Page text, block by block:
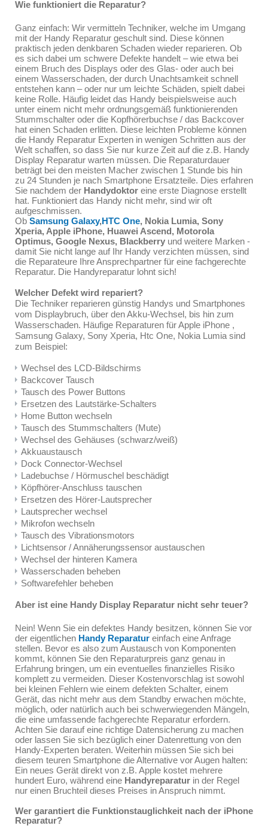
Wie funktioniert die Reparatur?
Ganz einfach: Wir vermitteln Techniker, welche im Umgang
mit der Handy Reparatur geschult sind. Diese können
praktisch jeden denkbaren Schaden wieder reparieren. Ob
es sich dabei um schwere Defekte handelt – wie etwa bei
einem Bruch des Displays oder des Glas- oder auch bei
einem Wasserschaden, der durch Unachtsamkeit schnell
entstehen kann – oder nur um leichte Schäden, spielt dabei
keine Rolle. Häufig leidet das Handy beispielsweise auch
unter einem nicht mehr ordnungsgemäß funktionierenden
Stummschalter oder die Kopfhörerbuchse / das Backcover
hat einen Schaden erlitten. Diese leichten Probleme können
die Handy Reparatur Experten in wenigen Schritten aus der
Welt schaffen, so dass Sie nur kurze Zeit auf die z.B. Handy
Display Reparatur warten müssen. Die Reparaturdauer
beträgt bei den meisten Macher zwischen 1 Stunde bis hin
zu 24 Stunden je nach Smartphone Ersatzteile. Dies erfahren
Sie nachdem der Handydoktor eine erste Diagnose erstellt
hat. Funktioniert das Handy nicht mehr, sind wir oft
aufgeschmissen.
Ob Samsung Galaxy,HTC One, Nokia Lumia, Sony
Xperia, Apple iPhone, Huawei Ascend, Motorola
Optimus, Google Nexus, Blackberry und weitere Marken -
damit Sie nicht lange auf Ihr Handy verzichten müssen, sind
die Reparateure Ihre Ansprechpartner für eine fachgerechte
Reparatur. Die Handyreparatur lohnt sich!
Welcher Defekt wird repariert?
Die Techniker reparieren günstig Handys und Smartphones
vom Displaybruch, über den Akku-Wechsel, bis hin zum
Wasserschaden. Häufige Reparaturen für Apple iPhone ,
Samsung Galaxy, Sony Xperia, Htc One, Nokia Lumia sind
zum Beispiel:
Wechsel des LCD-Bildschirms
Backcover Tausch
Tausch des Power Buttons
Ersetzen des Lautstärke-Schalters
Home Button wechseln
Tausch des Stummschalters (Mute)
Wechsel des Gehäuses (schwarz/weiß)
Akkuaustausch
Dock Connector-Wechsel
Ladebuchse / Hörmuschel beschädigt
Köpfhörer-Anschluss tauschen
Ersetzen des Hörer-Lautsprecher
Lautsprecher wechsel
Mikrofon wechseln
Tausch des Vibrationsmotors
Lichtsensor / Annäherungssensor austauschen
Wechsel der hinteren Kamera
Wasserschaden beheben
Softwarefehler beheben
Aber ist eine Handy Display Reparatur nicht sehr teuer?
Nein! Wenn Sie ein defektes Handy besitzen, können Sie vor
der eigentlichen Handy Reparatur einfach eine Anfrage
stellen. Bevor es also zum Austausch von Komponenten
kommt, können Sie den Reparaturpreis ganz genau in
Erfahrung bringen, um ein eventuelles finanzielles Risiko
komplett zu vermeiden. Dieser Kostenvorschlag ist sowohl
bei kleinen Fehlern wie einem defekten Schalter, einem
Gerät, das nicht mehr aus dem Standby erwachen möchte,
möglich, oder natürlich auch bei schwerwiegenden Mängeln,
die eine umfassende fachgerechte Reparatur erfordern.
Achten Sie darauf eine richtige Datensicherung zu machen
oder lassen Sie sich bezüglich einer Datenrettung von den
Handy-Experten beraten. Weiterhin müssen Sie sich bei
diesem teuren Smartphone die Alternative vor Augen halten:
Ein neues Gerät direkt von z.B. Apple kostet mehrere
hundert Euro, während eine Handyreparatur in der Regel
nur einen Bruchteil dieses Preises in Anspruch nimmt.
Wer garantiert die Funktionstauglichkeit nach der iPhone
Reparatur?